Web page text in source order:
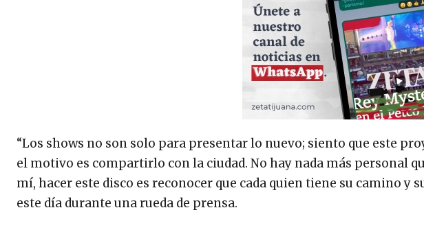
“Los shows no son solo para presentar lo nuevo; siento que este
el motivo es compartirlo con la ciudad. No hay nada más personal
mí, hacer este disco es reconocer que cada quien tiene su camino y
este día durante una rueda de prensa.